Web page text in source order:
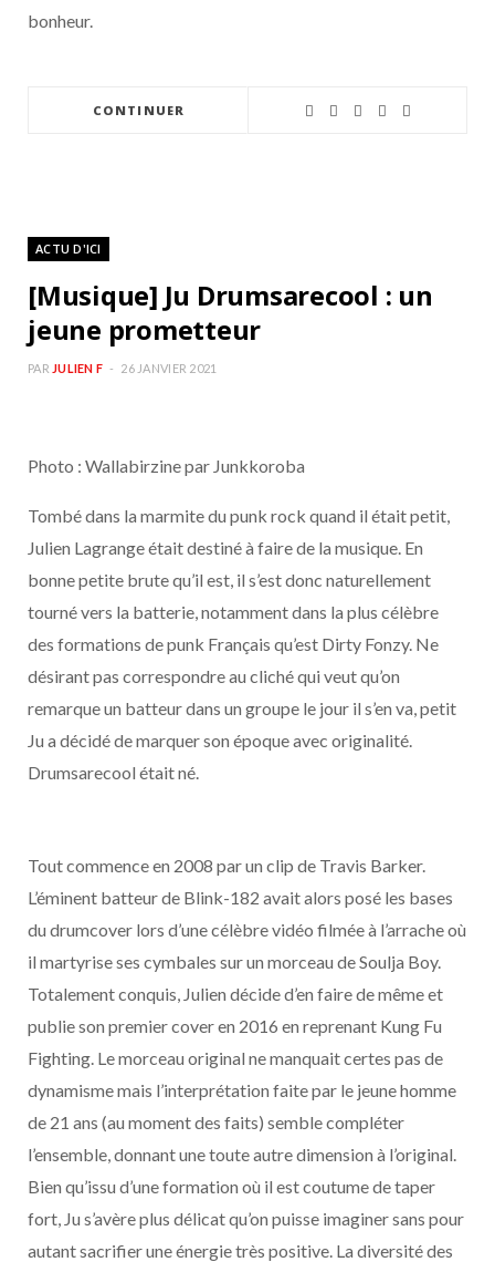
bonheur.
CONTINUER
ACTU D'ICI
[Musique] Ju Drumsarecool : un
jeune prometteur
PAR JULIEN F 26 JANVIER 2021
Photo : Wallabirzine par Junkkoroba
Tombé dans la marmite du punk rock quand il était petit,
Julien Lagrange était destiné à faire de la musique. En
bonne petite brute qu’il est, il s’est donc naturellement
tourné vers la batterie, notamment dans la plus célèbre
des formations de punk Français qu’est Dirty Fonzy. Ne
désirant pas correspondre au cliché qui veut qu’on
remarque un batteur dans un groupe le jour il s’en va, petit
Ju a décidé de marquer son époque avec originalité.
Drumsarecool était né.
Tout commence en 2008 par un clip de Travis Barker.
L’éminent batteur de Blink-182 avait alors posé les bases
du drumcover lors d’une célèbre vidéo filmée à l’arrache où
il martyrise ses cymbales sur un morceau de Soulja Boy.
Totalement conquis, Julien décide d’en faire de même et
publie son premier cover en 2016 en reprenant Kung Fu
Fighting. Le morceau original ne manquait certes pas de
dynamisme mais l’interprétation faite par le jeune homme
de 21 ans (au moment des faits) semble compléter
l’ensemble, donnant une toute autre dimension à l’original.
Bien qu’issu d’une formation où il est coutume de taper
fort, Ju s’avère plus délicat qu’on puisse imaginer sans pour
autant sacrifier une énergie très positive. La diversité des